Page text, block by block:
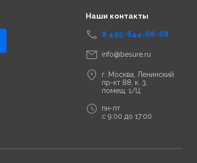
Наши контакты
8 495-844-68-68
info@besure.ru
г. Москва, Ленинский
пр-кт 88, к. 3,
помещ. 1/Ц
пн-пт
с 9:00 до 17:00